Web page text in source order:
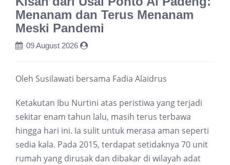
Menanam dan Terus Menanam
Meski Pandemi
09 August 2026
Oleh Susilawati bersama Fadia Alaidrus
Ketakutan Ibu Nurtini atas peristiwa yang terjadi
sekitar enam tahun lalu, masih terus terbawa
hingga hari ini. Ia sulit untuk merasa aman seperti
sedia kala. Pada 2015, terdapat setidaknya 70 unit
rumah yang dirusak dan dibakar di wilayah adat